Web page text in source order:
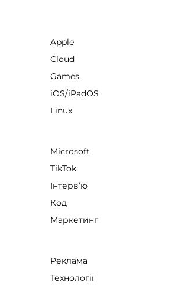
Apple
Cloud
Games
iOS/iPadOS
Linux
Microsoft
TikTok
Інтервʼю
Код
Маркетинг
Реклама
Технології